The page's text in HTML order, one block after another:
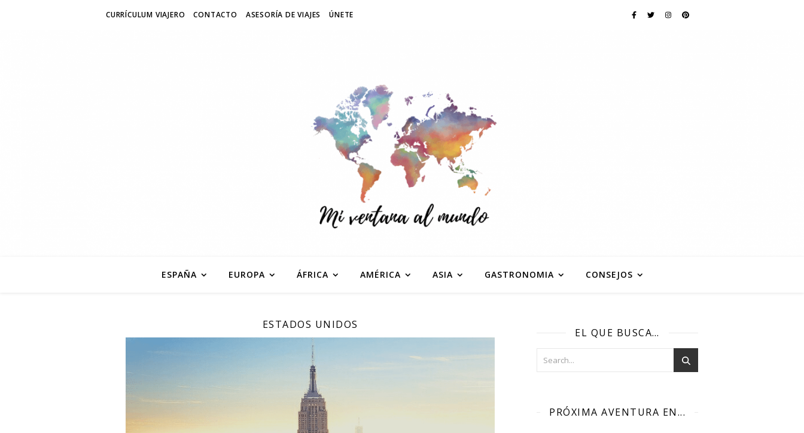
CURRÍCULUM VIAJERO CONTACTO ASESORÍA DE VIAJES ÚNETE
ESPAÑA EUROPA ÁFRICA AMÉRICA ASIA GASTRONOMIA CONSEJOS
ESTADOS UNIDOS
EL QUE BUSCA…
PRÓXIMA AVENTURA EN...